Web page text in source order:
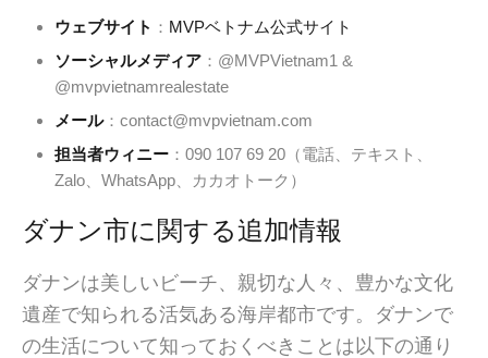
ウェブサイト ： MVPベトナム公式サイト
ソーシャルメディア ：@MVPVietnam1 &
@mvpvietnamrealestate
メール：contact@mvpvietnam.com
担当者ウィニー ：090 107 69 20（電話、テキスト、
Zalo、WhatsApp、カカオトーク）
ダナン市に関する追加情報
ダナンは美しいビーチ、親切な人々、豊かな文化
遺産で知られる活気ある海岸都市です。ダナンで
の生活について知っておくべきことは以下の通り